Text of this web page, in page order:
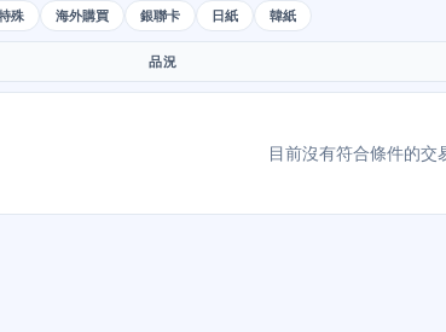
殊 海外購買 銀聯卡 日紙 韓紙
品況
目前沒有符合條件的交